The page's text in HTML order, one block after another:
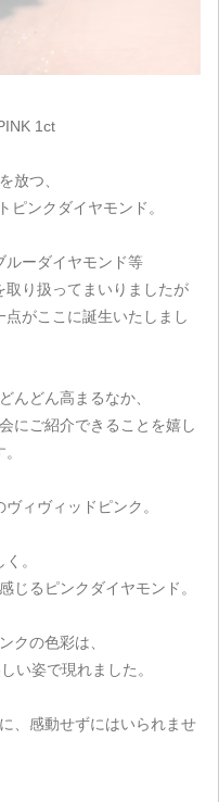
1ct
放つ、
ピンクダイヤモンド。
ルーダイヤモンド等
り扱ってまいりましたが
がここに誕生いたしまし
んどん高まるなか、
にご紹介できることを嬉し
ィヴィッドピンク。
。
じるピンクダイヤモンド。
クの色彩は、
い姿で現れました。
、感動せずにはいられませ